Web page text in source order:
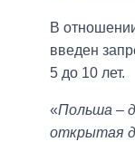
В
введен
5 до 10 лет.
«Польша –
открытая